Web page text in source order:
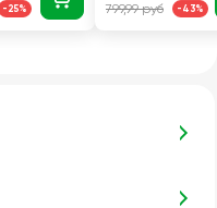
-25% 799,99 руб -43%